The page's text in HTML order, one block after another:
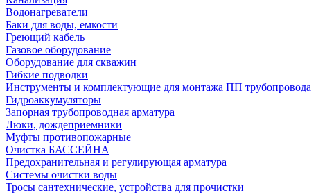
Водонагреватели
Баки для воды, емкости
Греющий кабель
Газовое оборудование
Оборудование для скважин
Гибкие подводки
Инструменты и комплектующие для монтажа ПП трубопровода
Гидроаккумуляторы
Запорная трубопроводная арматура
Люки, дождеприемники
Муфты противопожарные
Очистка БАССЕЙНА
Предохранительная и регулирующая арматура
Системы очистки воды
Тросы сантехнические, устройства для прочистки